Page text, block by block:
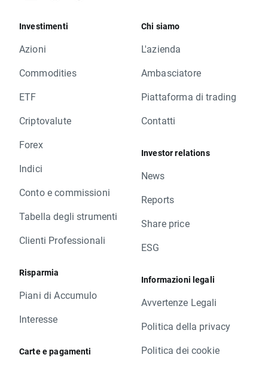
Investimenti
Azioni
Commodities
ETF
Criptovalute
Forex
Indici
Conto e commissioni
Tabella degli strumenti
Clienti Professionali
Risparmia
Piani di Accumulo
Interesse
Carte e pagamenti
Chi siamo
L'azienda
Ambasciatore
Piattaforma di trading
Contatti
Investor relations
News
Reports
Share price
ESG
Informazioni legali
Avvertenze Legali
Politica della privacy
Politica dei cookie